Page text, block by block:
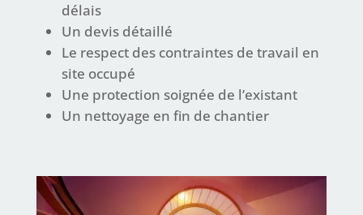
délais
Un devis détaillé
Le respect des contraintes de travail en
site occupé
Une protection soignée de l’existant
Un nettoyage en fin de chantier